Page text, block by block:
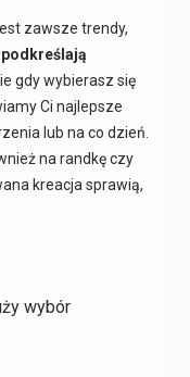
zawsze trendy,
gdy wybierasz się
Ci najlepsze
lub na co dzień.
na randkę czy
kreacja sprawią,
wybór